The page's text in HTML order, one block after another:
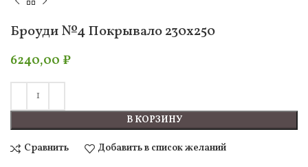
Броуди №4 Покрывало 230х250
6240,00 ₽
В КОРЗИНУ
Сравнить Добавить в список желаний